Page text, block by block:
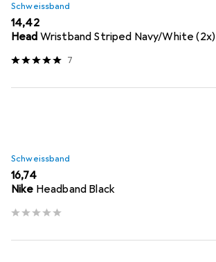
Schweissband
EUR
14,42
Head Wristband Striped Navy/White (2x)
7
Schweissband
EUR
16,74
Nike Headband Black